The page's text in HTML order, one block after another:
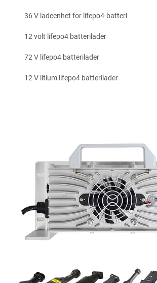
36 V ladeenhet for lifepo4-batteri
12 volt lifepo4 batterilader
72 V lifepo4 batterilader
12 V litium lifepo4 batterilader